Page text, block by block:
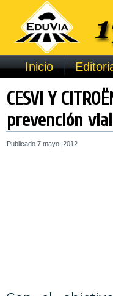
Inicio
CESVI Y
prevención vial
Publicado 7 mayo, 2012